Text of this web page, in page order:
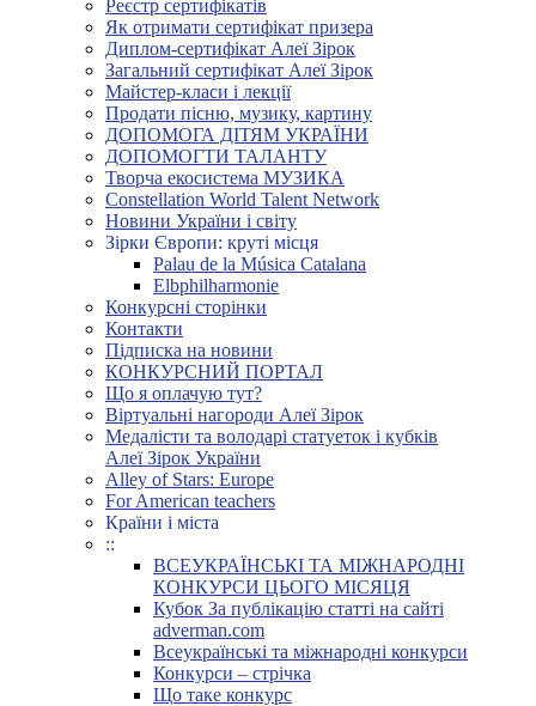
Реєстр сертифікатів
Як отримати сертифікат призера
Диплом-сертифікат Алеї Зірок
Загальний сертифікат Алеї Зірок
Майстер-класи і лекції
Продати пісню, музику, картину
ДОПОМОГА ДІТЯМ УКРАЇНИ
ДОПОМОГТИ ТАЛАНТУ
Творча екосистема МУЗИКА
Constellation World Talent Network
Новини України і світу
Зірки Європи: круті місця
Palau de la Música Catalana
Elbphilharmonie
Конкурсні сторінки
Контакти
Підписка на новини
КОНКУРСНИЙ ПОРТАЛ
Що я оплачую тут?
Віртуальні нагороди Алеї Зірок
Медалісти та володарі статуеток і кубків
Алеї Зірок України
Alley of Stars: Europe
For American teachers
Країни і міста
::
ВСЕУКРАЇНСЬКІ ТА МІЖНАРОДНІ
КОНКУРСИ ЦЬОГО МІСЯЦЯ
Кубок За публікацію статті на сайті
adverman.com
Всеукраїнські та міжнародні конкурси
Конкурси – стрічка
Що таке конкурс